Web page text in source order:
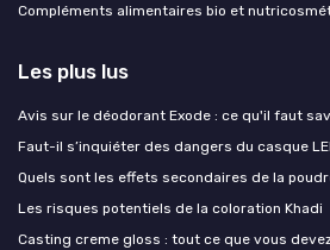
Compléments alimentaires bio et
Les plus lus
Avis sur le déodorant Exode : ce qu'il faut
Faut-il s’inquiéter des dangers du casque
Quels sont les effets secondaires de la
Les risques potentiels de la coloration Khadi
Casting creme gloss : tout ce que vous